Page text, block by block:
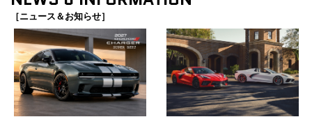
［ニュース＆お知らせ］